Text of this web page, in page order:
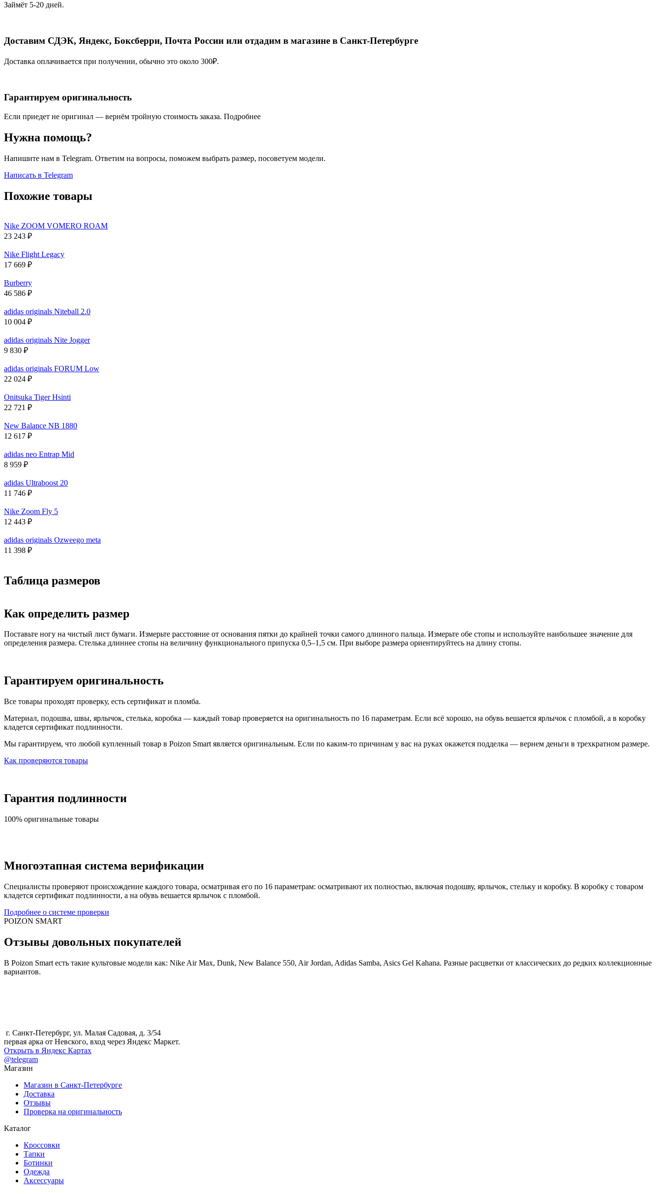
Займёт 5-20 дней.
Доставим СДЭК, Яндекс, Боксберри, Почта России или отдадим в магазине в Санкт-Петербурге
Доставка оплачивается при получении, обычно это около 300₽.
Гарантируем оригинальность
Если приедет не оригинал — вернём тройную стоимость заказа. Подробнее
Нужна помощь?
Напишите нам в Telegram. Ответим на вопросы, поможем выбрать размер, посоветуем модели.
Написать в Telegram
Похожие товары
Nike ZOOM VOMERO ROAM
23 243 ₽
Nike Flight Legacy
17 669 ₽
Burberry
46 586 ₽
adidas originals Niteball 2.0
10 004 ₽
adidas originals Nite Jogger
9 830 ₽
adidas originals FORUM Low
22 024 ₽
Onitsuka Tiger Hsinti
22 721 ₽
New Balance NB 1880
12 617 ₽
adidas neo Entrap Mid
8 959 ₽
adidas Ultraboost 20
11 746 ₽
Nike Zoom Fly 5
12 443 ₽
adidas originals Ozweego meta
11 398 ₽
Таблица размеров
Как определить размер
Поставьте ногу на чистый лист бумаги. Измерьте расстояние от основания пятки до крайней точки самого длинного пальца. Измерьте обе стопы и используйте наибольшее значение для
определения размера. Стелька длиннее стопы на величину функционального припуска 0,5–1,5 см. При выборе размера ориентируйтесь на длину стопы.
Гарантируем оригинальность
Все товары проходят проверку, есть сертификат и пломба.
Материал, подошва, швы, ярлычок, стелька, коробка — каждый товар проверяется на оригинальность по 16 параметрам. Если всё хорошо, на обувь вешается ярлычок с пломбой, а в коробку
кладется сертификат подлинности.
Мы гарантируем, что любой купленный товар в Poizon Smart является оригинальным. Если по каким-то причинам у вас на руках окажется подделка — вернем деньги в трехкратном размере.
Как проверяются товары
Гарантия подлинности
100% оригинальные товары
Многоэтапная система верификации
Специалисты проверяют происхождение каждого товара, осматривая его по 16 параметрам: осматривают их полностью, включая подошву, ярлычок, стельку и коробку. В коробку с товаром
кладется сертификат подлинности, а на обувь вешается ярлычок с пломбой.
Подробнее о системе проверки
POIZON SMART
Отзывы довольных покупателей
В Poizon Smart есть такие культовые модели как: Nike Air Max, Dunk, New Balance 550, Air Jordan, Adidas Samba, Asics Gel Kahana. Разные расцветки от классических до редких коллекционные
вариантов.
г. Санкт-Петербург, ул. Малая Садовая, д. 3/54
первая арка от Невского, вход через Яндекс Маркет.
Открыть в Яндекс Картах
@telegram
Магазин
Магазин в Санкт-Петербурге
Доставка
Отзывы
Проверка на оригинальность
Каталог
Кроссовки
Тапки
Ботинки
Одежда
Аксессуары